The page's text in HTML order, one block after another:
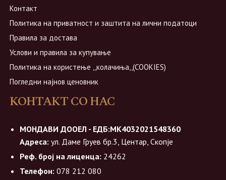
Контакт
Политика на приватност и заштита на лични податоци
Правила за достава
Услови и правила за купување
Политика на користење ,,колачиња,,(COOKIES)
Погледни најнов ценовник
КОНТАКТ СО НАС
МОНДАВИ ДООЕЛ - ЕДБ:МК4032021548360
Адреса: ул. Даме Груев бр.3, Центар, Скопје
Реф. број на лиценца: 24262
Телефон: 078 212 080